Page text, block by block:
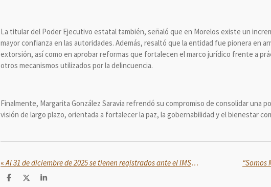
La titular del Poder Ejecutivo estatal también, señaló que en Morelos existe un
mayor confianza en las autoridades. Además, resaltó que la entidad fue pionera en
extorsión, así como en aprobar reformas que fortalecen el marco jurídico frente a
otros mecanismos utilizados por la delincuencia.
Finalmente, Margarita González Saravia refrendó su compromiso de consolidar una
visión de largo plazo, orientada a fortalecer la paz, la gobernabilidad y el bienestar
« Al 31 de diciembre de 2025 se tienen registrados ante el IMSS 23,895,124 trabajadores
C
C
C